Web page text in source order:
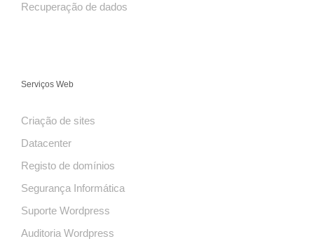
Recuperação de dados
Serviços Web
Criação de sites
Datacenter
Registo de domínios
Segurança Informática
Suporte Wordpress
Auditoria Wordpress